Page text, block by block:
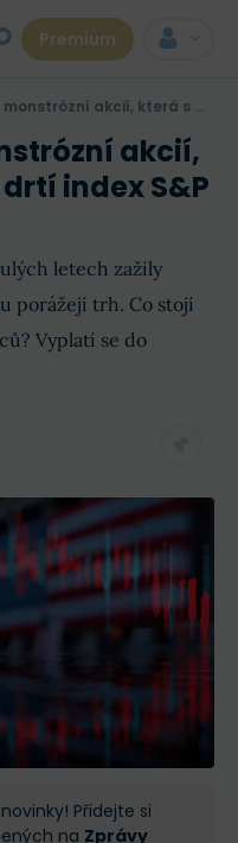
Premium
která s přehledem drtí index S&P 500!
akcií,
index S&P
letech zažily
porážejí trh. Co stojí
Vyplatí se do
Přidejte si
na Zprávy